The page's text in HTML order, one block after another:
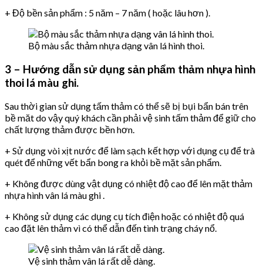
+ Độ bền sản phẩm : 5 năm – 7 năm ( hoặc lâu hơn ).
Bộ màu sắc thảm nhựa dạng vân lá hình thoi.
3 – Hướng dẫn sử dụng sản phẩm thảm nhựa hình
thoi lá màu ghi.
Sau thời gian sử dụng tấm thảm có thể sẽ bị bụi bẩn bán trên
bề măt do vậy quý khách cần phải vệ sinh tấm thảm để giữ cho
chất lượng thảm được bền hơn.
+ Sử dụng vòi xịt nước để làm sạch kết hợp với dụng cụ để trà
quét để những vết bẩn bong ra khỏi bề mặt sản phẩm.
+ Không được dùng vật dụng có nhiệt độ cao để lên mặt thảm
nhựa hình vân lá màu ghi .
+ Không sử dụng các dụng cụ tích điện hoặc có nhiệt độ quá
cao đặt lên thảm vì có thể dẫn đến tình trạng cháy nổ.
Vệ sinh thảm vân lá rất dễ dàng.